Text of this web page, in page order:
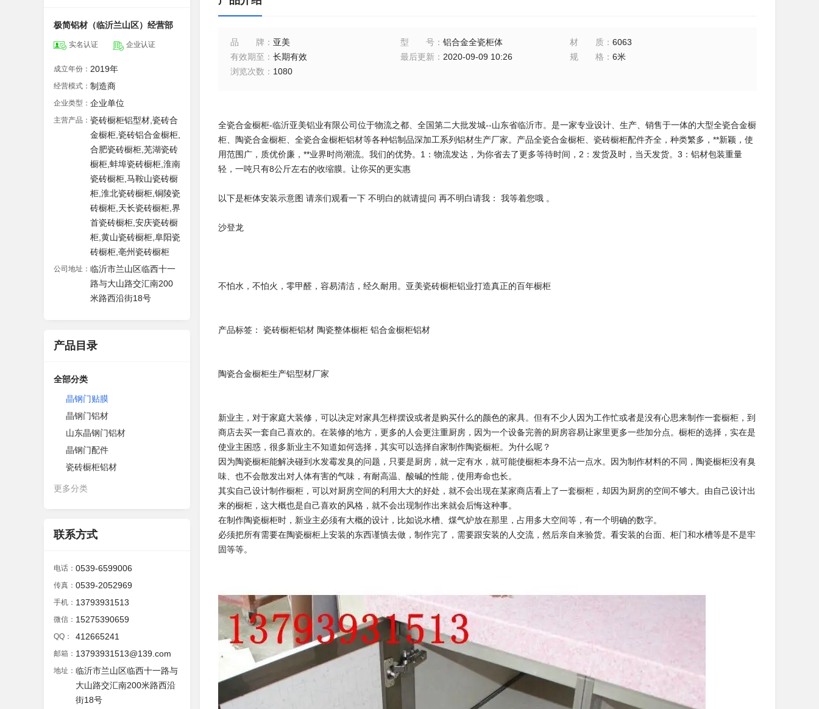
极简铝材（临沂兰山区）经营部
实名认证 企业认证
成立年份： 2019年
经营模式： 制造商
企业类型： 企业单位
主营产品： 瓷砖橱柜铝型材,瓷砖合
金橱柜,瓷砖铝合金橱柜,
合肥瓷砖橱柜,芜湖瓷砖
橱柜,蚌埠瓷砖橱柜,淮南
瓷砖橱柜,马鞍山瓷砖橱
柜,淮北瓷砖橱柜,铜陵瓷
砖橱柜,天长瓷砖橱柜,界
首瓷砖橱柜,安庆瓷砖橱
柜,黄山瓷砖橱柜,阜阳瓷
砖橱柜,亳州瓷砖橱柜
公司地址： 临沂市兰山区临西十一
路与大山路交汇南200
米路西沿街18号
产品目录
全部分类
晶钢门贴膜
晶钢门铝材
山东晶钢门铝材
晶钢门配件
瓷砖橱柜铝材
更多分类
联系方式
电话： 0539-6599006
传真： 0539-2052969
手机： 13793931513
微信： 15275390659
QQ： 412665241
邮箱： 13793931513@139.com
地址： 临沂市兰山区临西十一路与
大山路交汇南200米路西沿
街18号
品牌 ： 亚美 型号： 铝合金全瓷柜体 材质 ：6063
有效期至 ： 长期有效 最后更新： 2020-09-09 10:26 规格 ：6米
浏览次数 ： 1080
全瓷合金橱柜-临沂亚美铝业有限公司位于物流之都、全国第二大批发城--山东省临沂市。是一家专业设计、生产、销售于一体的大型全瓷合金橱
柜、陶瓷合金橱柜、全瓷合金橱柜铝材等各种铝制品深加工系列铝材生产厂家。产品全瓷合金橱柜、瓷砖橱柜配件齐全，种类繁多，**新颖，使
用范围广，质优价廉，**业界时尚潮流。我们的优势。1：物流发达，为你省去了更多等待时间，2：发货及时，当天发货。3：铝材包装重量
轻，一吨只有8公斤左右的收缩膜。让你买的更实惠
以下是柜体安装示意图 请亲们观看一下 不明白的就请提问 再不明白请我： 我等着您哦 。
沙登龙
不怕水，不怕火，零甲醛，容易清洁，经久耐用。亚美瓷砖橱柜铝业打造真正的百年橱柜
产品标签： 瓷砖橱柜铝材 陶瓷整体橱柜 铝合金橱柜铝材
陶瓷合金橱柜生产铝型材厂家
新业主，对于家庭大装修，可以决定对家具怎样摆设或者是购买什么的颜色的家具。但有不少人因为工作忙或者是没有心思来制作一套橱柜，到
商店去买一套自己喜欢的。在装修的地方，更多的人会更注重厨房，因为一个设备完善的厨房容易让家里更多一些加分点。橱柜的选择，实在是
使业主困惑，很多新业主不知道如何选择，其实可以选择自家制作陶瓷橱柜。为什么呢？
因为陶瓷橱柜能解决碰到水发霉发臭的问题，只要是厨房，就一定有水，就可能使橱柜本身不沾一点水。因为制作材料的不同，陶瓷橱柜没有臭
味、也不会散发出对人体有害的气味，有耐高温、酸碱的性能，使用寿命也长。
其实自己设计制作橱柜，可以对厨房空间的利用大大的好处，就不会出现在某家商店看上了一套橱柜，却因为厨房的空间不够大。由自己设计出
来的橱柜，这大概也是自己喜欢的风格，就不会出现制作出来就会后悔这种事。
在制作陶瓷橱柜时，新业主必须有大概的设计，比如说水槽、煤气炉放在那里，占用多大空间等，有一个明确的数字。
必须把所有需要在陶瓷橱柜上安装的东西谨慎去做，制作完了，需要跟安装的人交流，然后亲自来验货。看安装的台面、柜门和水槽等是不是牢
固等等。